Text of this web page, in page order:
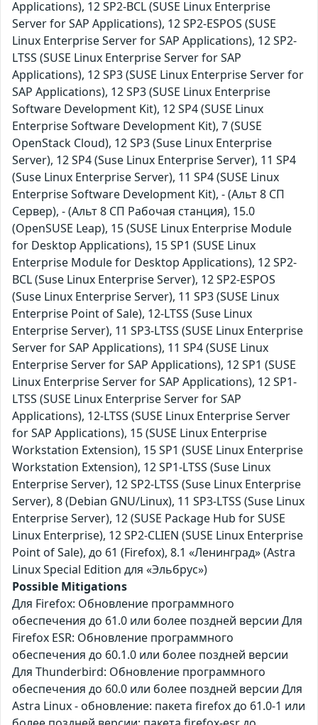
Applications), 12 SP2-BCL (SUSE Linux Enterprise
Server for SAP Applications), 12 SP2-ESPOS (SUSE
Linux Enterprise Server for SAP Applications), 12 SP2-
LTSS (SUSE Linux Enterprise Server for SAP
Applications), 12 SP3 (SUSE Linux Enterprise Server for
SAP Applications), 12 SP3 (SUSE Linux Enterprise
Software Development Kit), 12 SP4 (SUSE Linux
Enterprise Software Development Kit), 7 (SUSE
OpenStack Cloud), 12 SP3 (Suse Linux Enterprise
Server), 12 SP4 (Suse Linux Enterprise Server), 11 SP4
(Suse Linux Enterprise Server), 11 SP4 (SUSE Linux
Enterprise Software Development Kit), - (Альт 8 СП
Сервер), - (Альт 8 СП Рабочая станция), 15.0
(OpenSUSE Leap), 15 (SUSE Linux Enterprise Module
for Desktop Applications), 15 SP1 (SUSE Linux
Enterprise Module for Desktop Applications), 12 SP2-
BCL (Suse Linux Enterprise Server), 12 SP2-ESPOS
(Suse Linux Enterprise Server), 11 SP3 (SUSE Linux
Enterprise Point of Sale), 12-LTSS (Suse Linux
Enterprise Server), 11 SP3-LTSS (SUSE Linux Enterprise
Server for SAP Applications), 11 SP4 (SUSE Linux
Enterprise Server for SAP Applications), 12 SP1 (SUSE
Linux Enterprise Server for SAP Applications), 12 SP1-
LTSS (SUSE Linux Enterprise Server for SAP
Applications), 12-LTSS (SUSE Linux Enterprise Server
for SAP Applications), 15 (SUSE Linux Enterprise
Workstation Extension), 15 SP1 (SUSE Linux Enterprise
Workstation Extension), 12 SP1-LTSS (Suse Linux
Enterprise Server), 12 SP2-LTSS (Suse Linux Enterprise
Server), 8 (Debian GNU/Linux), 11 SP3-LTSS (Suse Linux
Enterprise Server), 12 (SUSE Package Hub for SUSE
Linux Enterprise), 12 SP2-CLIEN (SUSE Linux Enterprise
Point of Sale), до 61 (Firefox), 8.1 «Ленинград» (Astra
Linux Special Edition для «Эльбрус»)
Possible Mitigations
Для Firefox: Обновление программного
обеспечения до 61.0 или более поздней версии Для
Firefox ESR: Обновление программного
обеспечения до 60.1.0 или более поздней версии
Для Thunderbird: Обновление программного
обеспечения до 60.0 или более поздней версии Для
Astra Linux - обновление: пакета firefox до 61.0-1 или